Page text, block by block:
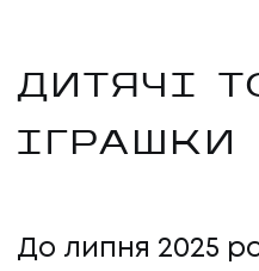
ДИТЯЧІ
ІГРАШКИ
До липня 2025